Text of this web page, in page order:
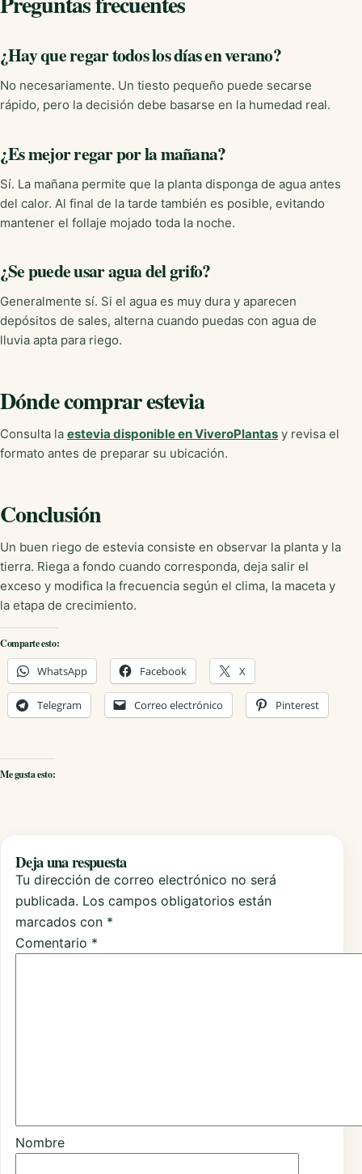
¿Hay que regar todos los días en verano?
No necesariamente. Un tiesto pequeño puede secarse
rápido, pero la decisión debe basarse en la humedad real.
¿Es mejor regar por la mañana?
Sí. La mañana permite que la planta disponga de agua antes
del calor. Al final de la tarde también es posible, evitando
mantener el follaje mojado toda la noche.
¿Se puede usar agua del grifo?
Generalmente sí. Si el agua es muy dura y aparecen
depósitos de sales, alterna cuando puedas con agua de
lluvia apta para riego.
Dónde comprar estevia
Consulta la estevia disponible en ViveroPlantas y revisa el
formato antes de preparar su ubicación.
Conclusión
Un buen riego de estevia consiste en observar la planta y la
tierra. Riega a fondo cuando corresponda, deja salir el
exceso y modifica la frecuencia según el clima, la maceta y
la etapa de crecimiento.
Comparte esto:
WhatsApp Facebook X
Telegram Correo electrónico Pinterest
Me gusta esto:
Deja una respuesta
Tu dirección de correo electrónico no será
publicada. Los campos obligatorios están
marcados con *
Comentario *
Nombre